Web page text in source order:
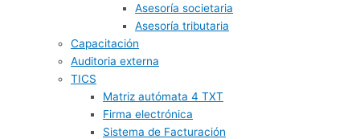
Asesoría societaria
Asesoría tributaria
Capacitación
Auditoria externa
TICS
Matriz autómata 4 TXT
Firma electrónica
Sistema de Facturación